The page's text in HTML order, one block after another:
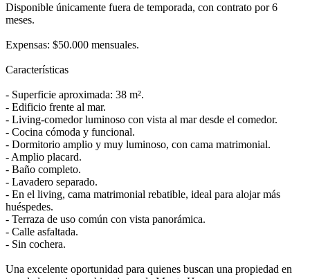
Disponible únicamente fuera de temporada, con contrato por 6
meses.
Expensas: $50.000 mensuales.
Características
- Superficie aproximada: 38 m².
- Edificio frente al mar.
- Living-comedor luminoso con vista al mar desde el comedor.
- Cocina cómoda y funcional.
- Dormitorio amplio y muy luminoso, con cama matrimonial.
- Amplio placard.
- Baño completo.
- Lavadero separado.
- En el living, cama matrimonial rebatible, ideal para alojar más
huéspedes.
- Terraza de uso común con vista panorámica.
- Calle asfaltada.
- Sin cochera.
Una excelente oportunidad para quienes buscan una propiedad en